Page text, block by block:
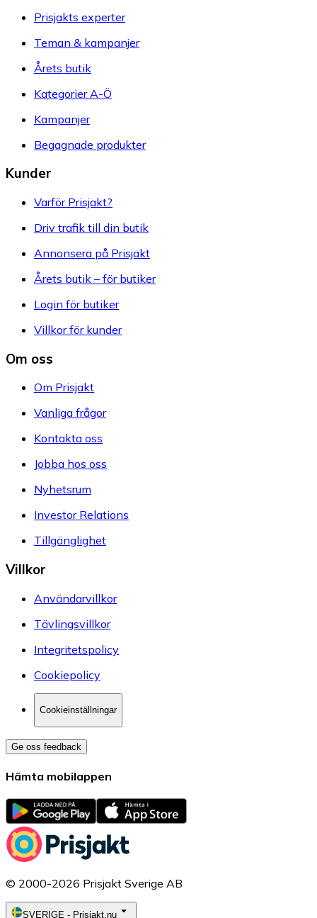
Prisjakts experter
Teman & kampanjer
Årets butik
Kategorier A-Ö
Kampanjer
Begagnade produkter
Kunder
Varför Prisjakt?
Driv trafik till din butik
Annonsera på Prisjakt
Årets butik – för butiker
Login för butiker
Villkor för kunder
Om oss
Om Prisjakt
Vanliga frågor
Kontakta oss
Jobba hos oss
Nyhetsrum
Investor Relations
Tillgänglighet
Villkor
Användarvillkor
Tävlingsvillkor
Integritetspolicy
Cookiepolicy
Cookieinställningar
Ge oss feedback
Hämta mobilappen
© 2000-2026 Prisjakt Sverige AB
SVERIGE - Prisjakt.nu